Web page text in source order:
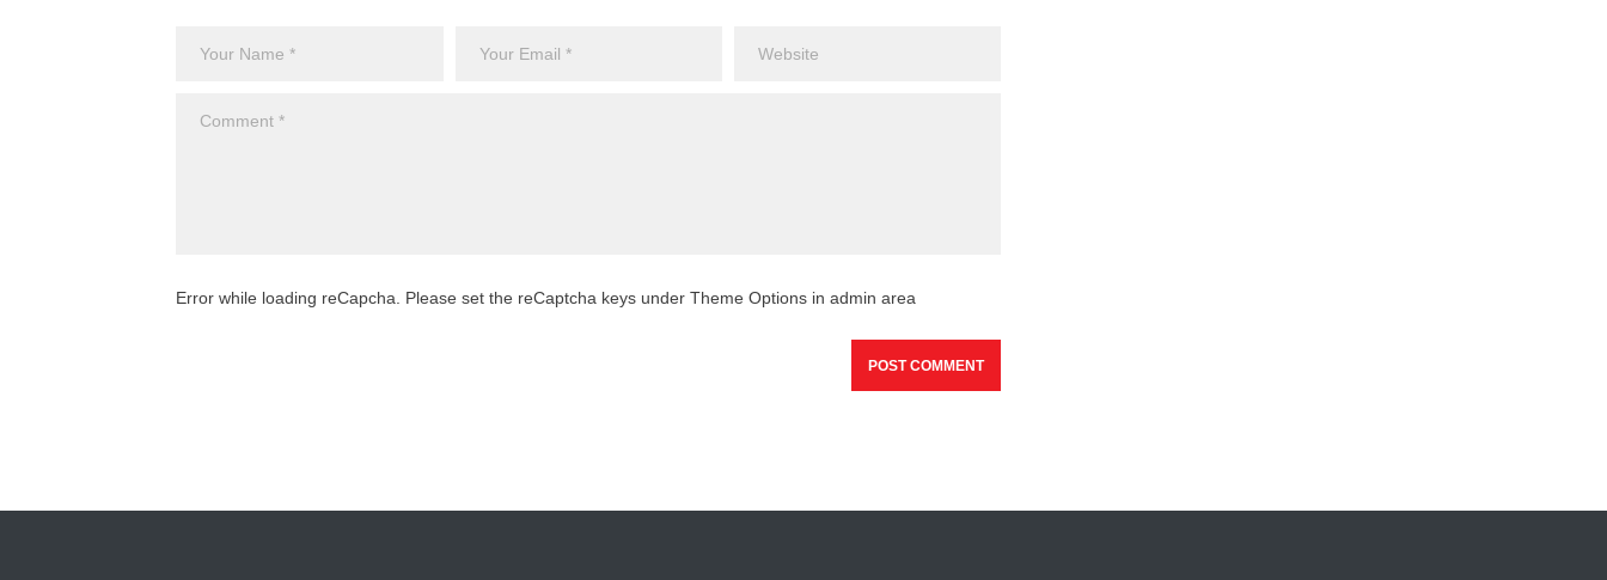
Error while loading reCapcha. Please set the reCaptcha keys under Theme Options in admin area